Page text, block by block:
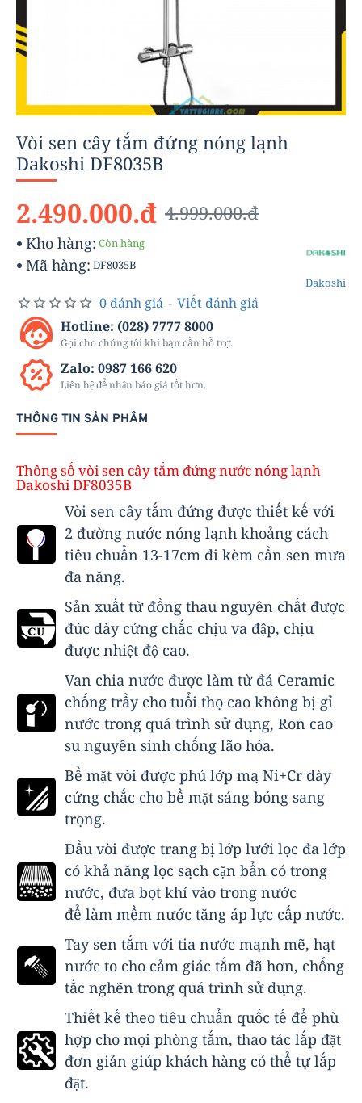
Vòi sen cây tắm đứng nóng lạnh
Dakoshi DF8035B
Kho hàng: Còn hàng
Mã hàng: DF8035B
Dakoshi
0 đánh giá - Viết đánh giá
2.490.000.đ 4.999.000.đ
Hotline: (028) 7777 8000
Gọi cho chúng tôi khi bạn cần hỗ trợ.
Zalo: 0987 166 620
Liên hệ để nhận báo giá tốt hơn.
THÔNG TIN SẢN PHẨM
Thông số vòi sen cây tắm đứng nước nóng lạnh
Dakoshi DF8035B
Vòi sen cây tắm đứng được thiết kế với
2 đường nước nóng lạnh khoảng cách
tiêu chuẩn 13-17cm đi kèm cần sen mưa
đa năng.
Sản xuất từ đồng thau nguyên chất được
đúc dày cứng chắc chịu va đập, chịu
được nhiệt độ cao.
Van chia nước được làm từ đá Ceramic
chống trầy cho tuổi thọ cao không bị gỉ
nước trong quá trình sử dụng, Ron cao
su nguyên sinh chống lão hóa.
Bề mặt vòi được phú lớp mạ Ni+Cr dày
cứng chắc cho bề mặt sáng bóng sang
trọng.
Đầu vòi được trang bị lớp lưới lọc đa lớp
có khả năng lọc sạch cặn bẩn có trong
nước, đưa bọt khí vào trong nước
để làm mềm nước tăng áp lực cấp nước.
Tay sen tắm với tia nước mạnh mẽ, hạt
nước to cho cảm giác tắm đã hơn, chống
tắc nghẽn trong quá trình sử dụng.
Thiết kế theo tiêu chuẩn quốc tế để phù
hợp cho mọi phòng tắm, thao tác lắp đặt
đơn giản giúp khách hàng có thể tự lắp
đặt.